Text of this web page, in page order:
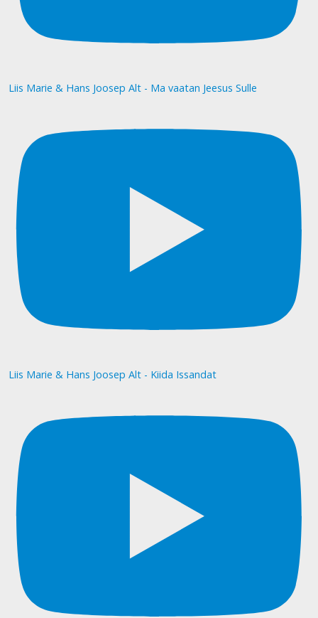
Liis Marie & Hans Joosep Alt - Ma vaatan Jeesus Sulle
Liis Marie & Hans Joosep Alt - Kiida Issandat